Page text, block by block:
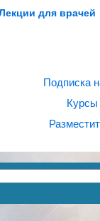
для врачей
Подписка